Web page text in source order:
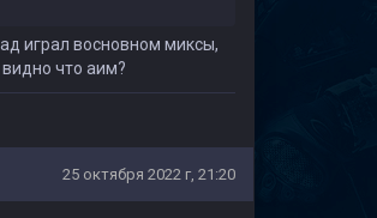
играл восновном миксы,
что аим?
25 октября 2022 г, 21:20